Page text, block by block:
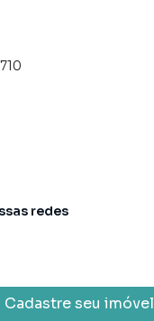
Cadastre seu imóvel
redes